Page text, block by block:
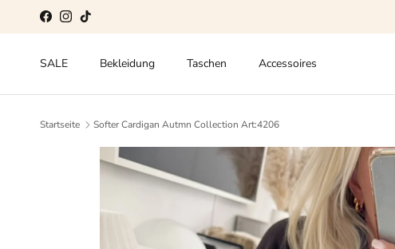
Direkt zum Inhalt
Facebook
Instagram
TikTok
SALE Bekleidung Taschen Accessoires
Startseite Softer Cardigan Autmn Collection Art:4206
Zu Produktinformationen springen